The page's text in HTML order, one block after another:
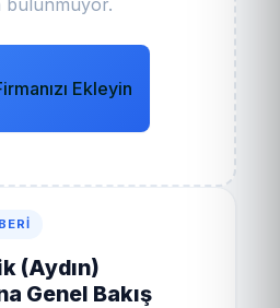
bulunmuyor.
Ekleyin
(Aydın)
Genel Bakış